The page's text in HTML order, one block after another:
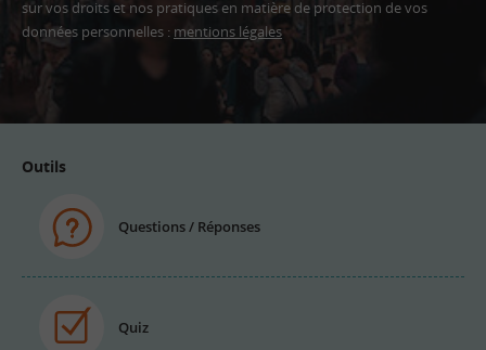
sur vos droits et nos pratiques en matière de protection de vos
données personnelles : mentions légales
Outils
Questions / Réponses
Quiz